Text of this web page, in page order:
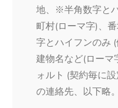
地、※半角数字と
町村(ローマ字)、
字とハイフンのみ
建物名など(ローマ
ォルト (契約毎に
の連絡先、以下略。